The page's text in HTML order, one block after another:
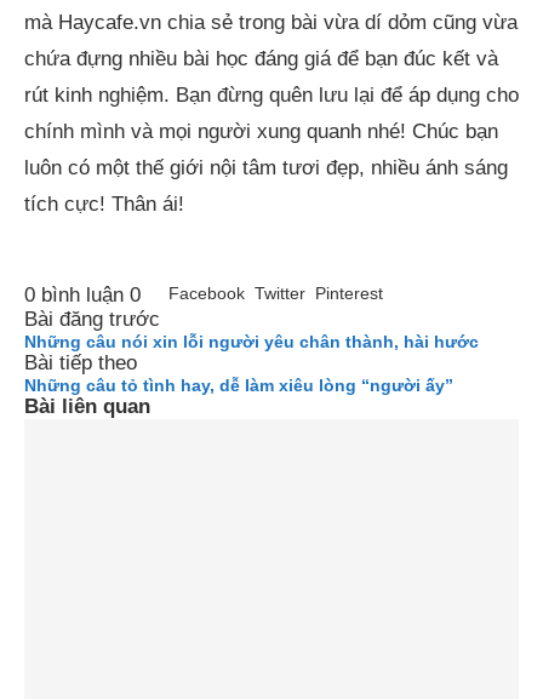
mà Haycafe.vn chia sẻ trong bài vừa dí dỏm cũng vừa
chứa đựng nhiều bài học đáng giá để bạn đúc kết và
rút kinh nghiệm. Bạn đừng quên lưu lại để áp dụng cho
chính mình và mọi người xung quanh nhé! Chúc bạn
luôn có một thế giới nội tâm tươi đẹp, nhiều ánh sáng
tích cực! Thân ái!
0 bình luận 0 Facebook Twitter Pinterest
Bài đăng trước
Những câu nói xin lỗi người yêu chân thành, hài hước
Bài tiếp theo
Những câu tỏ tình hay, dễ làm xiêu lòng “người ấy”
Bài liên quan